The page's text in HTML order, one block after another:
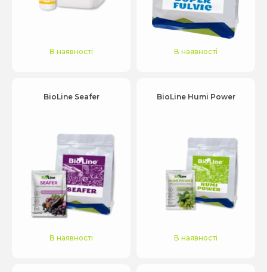
В наявності В наявності
BioLine Seafer
В наявності
BioLine Humi Power
В наявності